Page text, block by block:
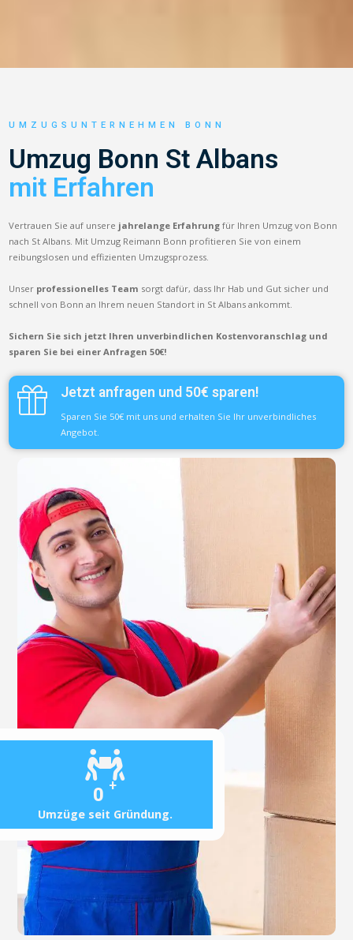
0 +
Umzüge seit Gründung.
UMZUGSUNTERNEHMEN BONN
Umzug Bonn St Albans
mit Erfahren
Vertrauen Sie auf unsere jahrelange Erfahrung für Ihren Umzug von Bonn
nach St Albans. Mit Umzug Reimann Bonn profitieren Sie von einem
reibungslosen und effizienten Umzugsprozess.
Unser professionelles Team sorgt dafür, dass Ihr Hab und Gut sicher und
schnell von Bonn an Ihrem neuen Standort in St Albans ankommt.
Sichern Sie sich jetzt Ihren unverbindlichen Kostenvoranschlag und
sparen Sie bei einer Anfragen 50€!
Jetzt anfragen und 50€ sparen!
Sparen Sie 50€ mit uns und erhalten Sie Ihr unverbindliches
Angebot.